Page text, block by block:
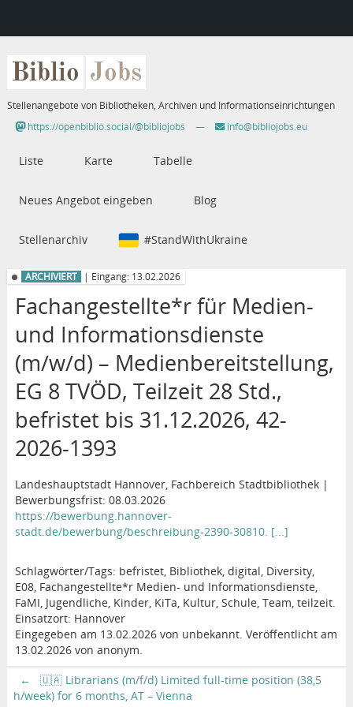
Biblio Jobs
Stellenangebote von Bibliotheken, Archiven und Informationseinrichtungen
https://openbiblio.social/@bibliojobs
— info@bibliojobs.eu
Liste Karte Tabelle
Neues Angebot eingeben Blog
Stellenarchiv #StandWithUkraine
ARCHIVIERT | Eingang: 13.02.2026
Fachangestellte*r für Medien-
und Informationsdienste
(m/w/d) – Medienbereitstellung,
EG 8 TVÖD, Teilzeit 28 Std.,
befristet bis 31.12.2026, 42-
2026-1393
Landeshauptstadt Hannover, Fachbereich Stadtbibliothek |
Bewerbungsfrist: 08.03.2026
https://bewerbung.hannover-
stadt.de/bewerbung/beschreibung-2390-30810. [...]
Schlagwörter/Tags: befristet, Bibliothek, digital, Diversity,
E08, Fachangestellte*r Medien- und Informationsdienste,
FaMI, Jugendliche, Kinder, KiTa, Kultur, Schule, Team, teilzeit.
Einsatzort: Hannover
Eingegeben am 13.02.2026 von unbekannt. Veröffentlicht am
13.02.2026 von anonym.
←
🇺🇦 Librarians (m/f/d) Limited full-time position (38,5
h/week) for 6 months, AT – Vienna